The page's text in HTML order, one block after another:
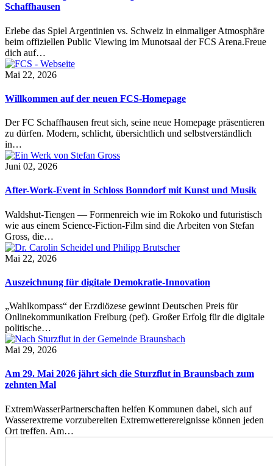
Schaffhausen
Erlebe das Spiel Argentinien vs. Schweiz in einmaliger Atmosphäre
beim offiziellen Public Viewing im Munotsaal der FCS Arena.Freue
dich auf…
Mai 22, 2026
Willkommen auf der neuen FCS-Homepage
Der FC Schaffhausen freut sich, seine neue Homepage präsentieren
zu dürfen. Modern, schlicht, übersichtlich und selbstverständlich
in…
Juni 02, 2026
After-Work-Event in Schloss Bonndorf mit Kunst und Musik
Waldshut-Tiengen — Formenreich wie im Rokoko und futuristisch
wie aus einem Science-Fiction-Film sind die Arbeiten von Stefan
Gross, die…
Mai 22, 2026
Auszeichnung für digitale Demokratie-Innovation
„Wahlkompass“ der Erzdiözese gewinnt Deutschen Preis für
Onlinekommunikation Freiburg (pef). Großer Erfolg für die digitale
politische…
Mai 29, 2026
Am 29. Mai 2026 jährt sich die Sturzflut in Braunsbach zum
zehnten Mal
ExtremWasserPartnerschaften helfen Kommunen dabei, sich auf
Wasserextreme vorzubereiten Extremwetterereignisse können jeden
Ort treffen. Am…